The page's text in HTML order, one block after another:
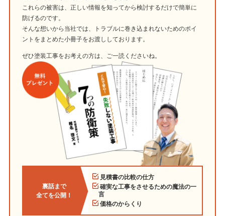
これらの被害は、正しい情報を知ってから検討するだけで簡単に
防げるのです。
そんな想いから当社では、トラブルに巻き込まれないためのポイ
ントをまとめた小冊子をお渡ししております。
ぜひ塗装工事をお考えの方は、ご一読くださいね。
裏話まで
全てを公開！
見積書の比較の仕方
確実な工事をさせるための魔法の一
言
価格のからくり